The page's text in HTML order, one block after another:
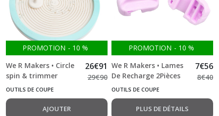
PROMOTION - 10 %
We R Makers • Circle
spin & trimmer
26€91
29€90
OUTILS DE COUPE
AJOUTER
PROMOTION - 10 %
We R Makers • Lames
De Recharge 2Pièces
Trim & Score Board
7€56
8€40
OUTILS DE COUPE
PLUS DE DÉTAILS